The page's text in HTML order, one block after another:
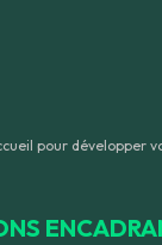
pour développer